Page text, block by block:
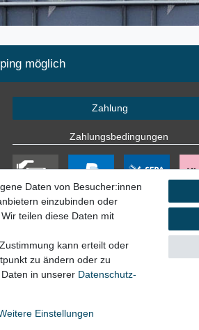
möglich
Zahlung
Zahlungsbedingungen
Daten von Besucher:innen
einzubinden oder
teilen diese Daten mit
kann erteilt oder
zu ändern oder zu
in unserer Daten­schutz­
Einstellungen